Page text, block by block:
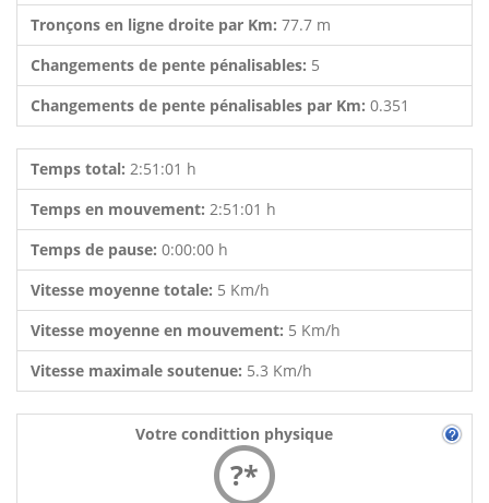
Tronçons en ligne droite par Km: 77.7 m
Changements de pente pénalisables: 5
Changements de pente pénalisables par Km: 0.351
Temps total: 2:51:01 h
Temps en mouvement: 2:51:01 h
Temps de pause: 0:00:00 h
Vitesse moyenne totale: 5 Km/h
Vitesse moyenne en mouvement: 5 Km/h
Vitesse maximale soutenue: 5.3 Km/h
Votre condittion physique
?*